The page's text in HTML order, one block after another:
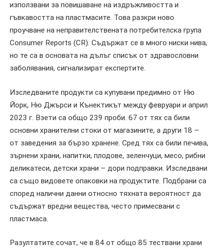
използвани за повишаване на издръжливостта и
гъвкавостта на пластмасите. Това разкри ново
проучване на неправителствената потребителска група
Consumer Reports (CR). Съдържат се в много ниски нива,
но те са в основата на дълъг списък от здравословни
заболявания, сигнализират експертите.
Изследваните продукти са купувани предимно от Ню
Йорк, Ню Джърси и Кънектикът между февруари и април
2023 г. Взети са общо 239 проби. 67 от тях са били
основни хранителни стоки от магазините, а други 18 –
от заведения за бързо хранене. Сред тях са били печива,
зърнени храни, напитки, плодове, зеленчуци, месо, рибни
деликатеси, детски храни – дори подправки. Изследвани
са също видовете опаковки на продуктите. Подбрани са
според налични данни относно тяхната вероятност да
съдържат вредни вещества, често примесвани с
пластмаса.
Разултатите сочат, че в 84 от общо 85 тествани храни